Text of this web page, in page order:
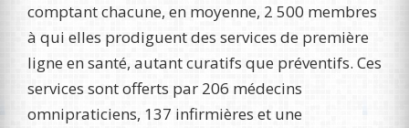
comptant chacune, en moyenne, 2 500 membres
à qui elles prodiguent des services de première
ligne en santé, autant curatifs que préventifs. Ces
services sont offerts par 206 médecins
omnipraticiens, 137 infirmières et une